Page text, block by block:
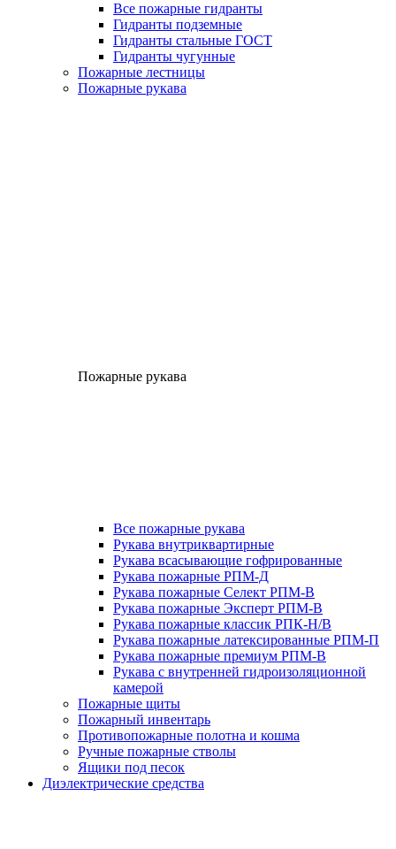
Все пожарные гидранты
Гидранты подземные
Гидранты стальные ГОСТ
Гидранты чугунные
Пожарные лестницы
Пожарные рукава
Пожарные рукава
Все пожарные рукава
Рукава внутриквартирные
Рукава всасывающие гофрированные
Рукава пожарные РПМ-Д
Рукава пожарные Селект РПМ-В
Рукава пожарные Эксперт РПМ-В
Рукава пожарные классик РПК-Н/В
Рукава пожарные латексированные РПМ-П
Рукава пожарные премиум РПМ-В
Рукава с внутренней гидроизоляционной
камерой
Пожарные щиты
Пожарный инвентарь
Противопожарные полотна и кошма
Ручные пожарные стволы
Ящики под песок
Диэлектрические средства